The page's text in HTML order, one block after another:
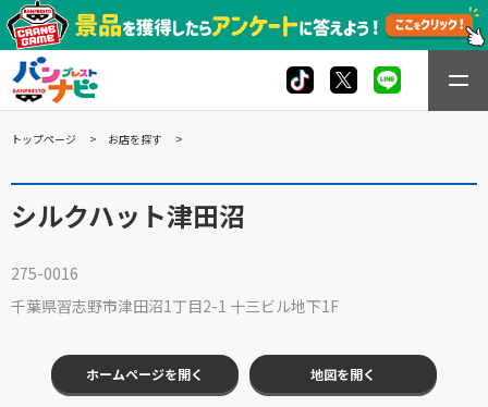
トップページ お店を探す
シルクハット津田沼
275-0016
千葉県習志野市津田沼1丁目2-1 十三ビル地下1F
ホームページを開く 地図を開く